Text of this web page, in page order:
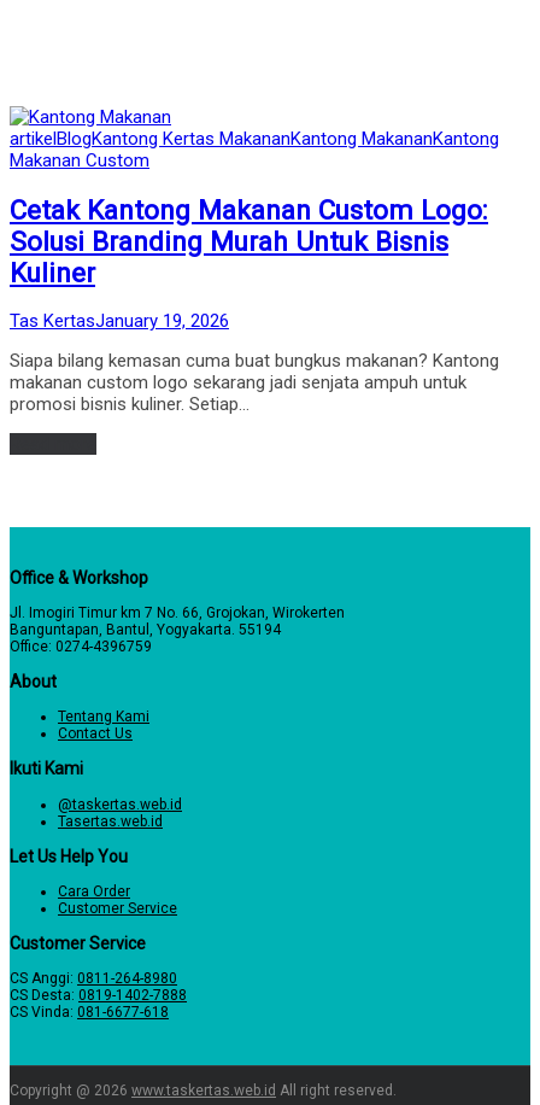
Posted
in
artikelBlogKantong Kertas MakananKantong MakananKantong
Makanan Custom
Cetak Kantong Makanan Custom Logo:
Solusi Branding Murah Untuk Bisnis
Kuliner
by
Tas KertasPosted
January 19, 2026
Siapa bilang kemasan cuma buat bungkus makanan? Kantong
makanan custom logo sekarang jadi senjata ampuh untuk
promosi bisnis kuliner. Setiap…
Office & Workshop
Jl. Imogiri Timur km 7 No. 66, Grojokan, Wirokerten
Banguntapan, Bantul, Yogyakarta. 55194
Office: 0274-4396759
About
Tentang Kami
Contact Us
Ikuti Kami
@taskertas.web.id
Tasertas.web.id
Let Us Help You
Cara Order
Customer Service
Customer Service
CS Anggi: 0811-264-8980
CS Desta: 0819-1402-7888
CS Vinda: 081-6677-618
Copyright @ 2026 www.taskertas.web.id All right reserved.